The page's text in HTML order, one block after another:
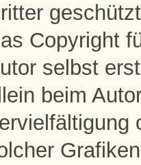
Copyright
selbst
beim